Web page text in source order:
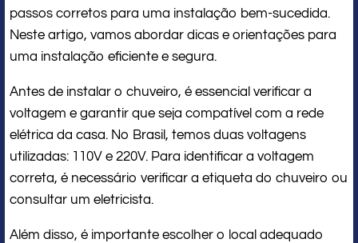
passos corretos para uma instalação bem-sucedida.
Neste artigo, vamos abordar dicas e orientações para
uma instalação eficiente e segura.
Antes de instalar o chuveiro, é essencial verificar a
voltagem e garantir que seja compatível com a rede
elétrica da casa. No Brasil, temos duas voltagens
utilizadas: 110V e 220V. Para identificar a voltagem
correta, é necessário verificar a etiqueta do chuveiro ou
consultar um eletricista.
Além disso, é importante escolher o local adequado